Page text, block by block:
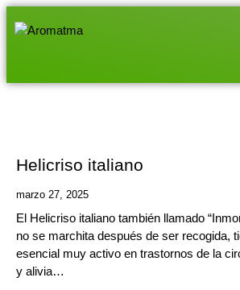
Helicriso italiano
marzo 27, 2025
El Helicriso italiano también llamado
no se marchita después de ser recogida,
esencial muy activo en trastornos de la
y alivia…